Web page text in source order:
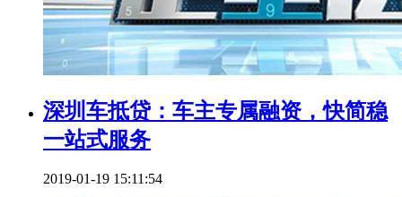
深圳车抵贷：车主专属融资，快简稳
一站式服务
2019-01-19 15:11:54